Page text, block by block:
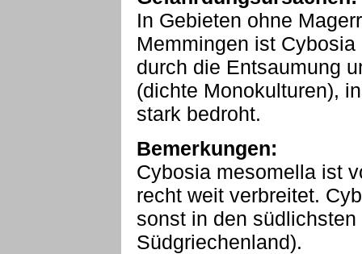
In Gebieten ohne
Memmingen ist
durch die Entsaumung
(dichte Monokulturen),
stark bedroht.
Bemerkungen:
Cybosia mesomella ist
recht weit verbreitet.
sonst in den
Südgriechenland).